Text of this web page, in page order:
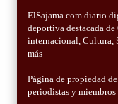
ElSajama.com diario
deportiva destacada
internacional, Cultura,
más
Página de propiedad
periodistas y